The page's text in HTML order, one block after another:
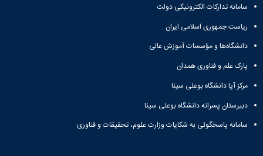
فهرست
نشریات
علمی
معتبر
سامانه تدارکات الکترونیکی دولت
ریاست جمهوری اسلامی ایران
دانشگاه‌ها و مؤسسات آموزش عالی
پارک علم و فناوری همدان
مرکز آپا دانشگاه بوعلی سینا
دبیرستان پسرانه دانشگاه بوعلی سینا
سامانه پاسخگوئی به شکایات وزارت علوم، تحقیقات و فناوری